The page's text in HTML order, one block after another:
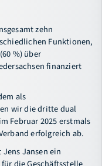
zehn
Funktionen,
%) über
finanziert
als
wir die dritte dual
Februar 2025 erstmals
erfolgreich ab.
Jansen ein